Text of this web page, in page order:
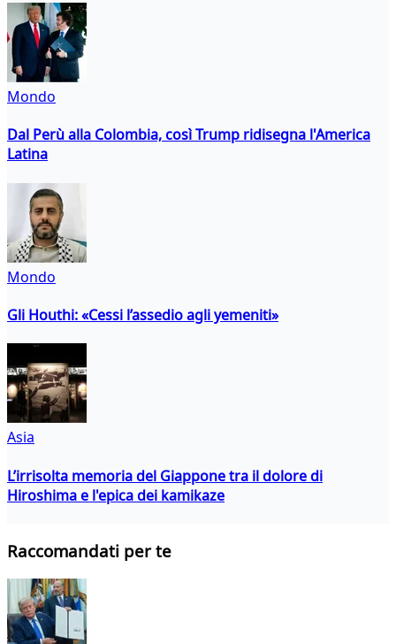
Mondo
Dal Perù alla Colombia, così Trump ridisegna l'America
Latina
Mondo
Gli Houthi: «Cessi l’assedio agli yemeniti»
Asia
L’irrisolta memoria del Giappone tra il dolore di
Hiroshima e l'epica dei kamikaze
Raccomandati per te